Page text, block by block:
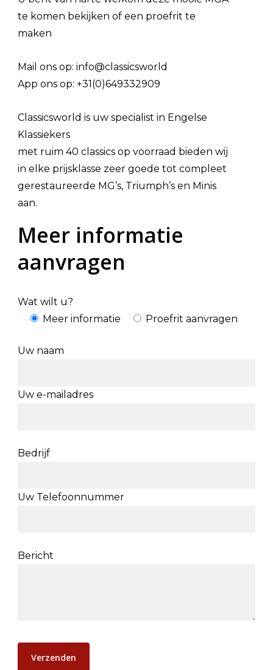
te komen bekijken of een proefrit te
maken
Mail ons op: info@classicsworld
App ons op: +31(0)649332909
Classicsworld is uw specialist in Engelse
Klassiekers
met ruim 40 classics op voorraad bieden wij
in elke prijsklasse zeer goede tot compleet
gerestaureerde MG’s, Triumph’s en Minis
aan.
Meer informatie
aanvragen
Wat wilt u?
Meer informatie
Proefrit aanvragen
Uw naam
Uw e-mailadres
Bedrijf
Uw Telefoonnummer
Bericht